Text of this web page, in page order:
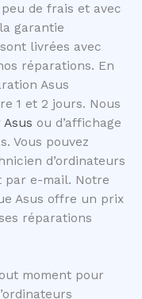
peu de frais et avec
garantie
livrées avec
réparations. En
Asus
1 et 2 jours. Nous
ou d’affichage
Vous pouvez
d’ordinateurs
par e-mail. Notre
Asus offre un prix
réparations
moment pour